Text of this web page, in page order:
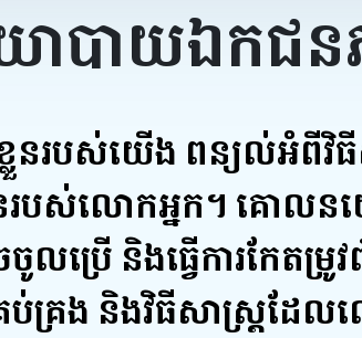
បាយឯកជន
របស់យើង ពន្យល់អំពីវិធី
នរបស់លោកអ្នក។ គោលន
ប្រើ និងធ្វើការកែតម្
គ្រង និងវិធីសាស្ត្រដែល​ល